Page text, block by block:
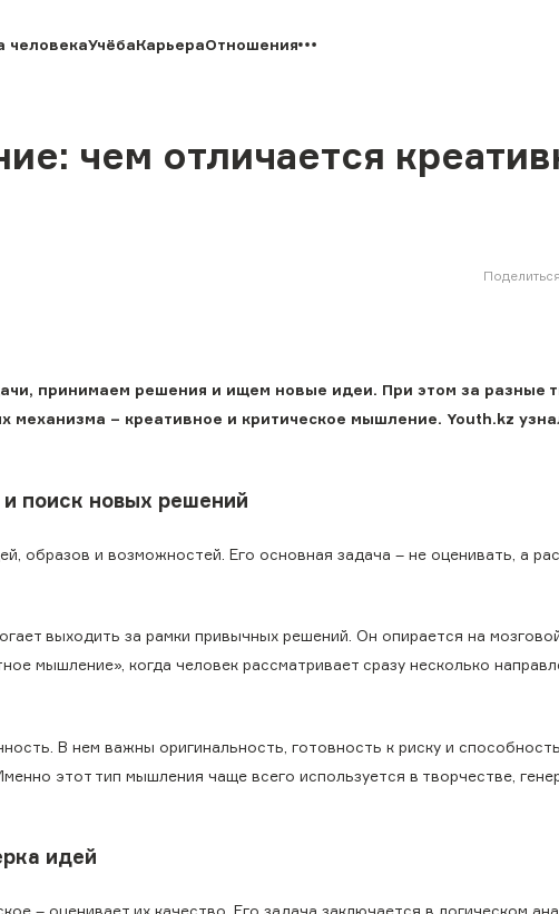
человекаУчёбаКарьераОтношения
чем отличается
Поделиться
принимаем решения и ищем новые идеи. При этом за разные
– креативное и критическое мышление. Youth.kz
поиск новых решений
образов и возможностей. Его основная задача – не оценивать, а
выходить за рамки привычных решений. Он опирается на
мышление», когда человек рассматривает сразу несколько
В нем важны оригинальность, готовность к риску и
этот тип мышления чаще всего используется в творчестве,
идей